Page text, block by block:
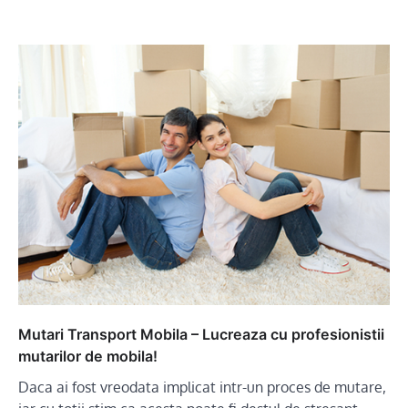
Mutari Transport Mobila – Lucreaza cu profesionistii
mutarilor de mobila!
Daca ai fost vreodata implicat intr-un proces de mutare,